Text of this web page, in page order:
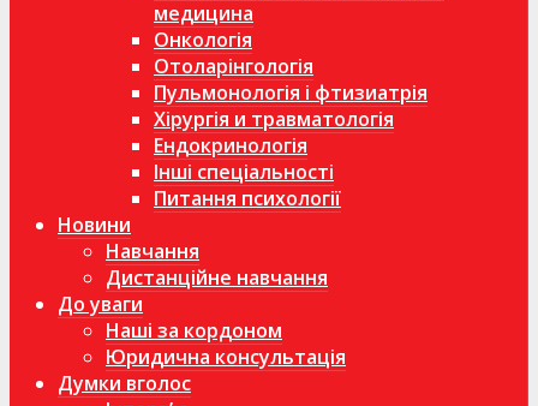
медицина
Онкологія
Отоларінгологія
Пульмонологія і фтизиатрія
Хірургія и травматологія
Ендокринологія
Інші спеціальності
Питання психології
Новини
Навчання
Дистанційне навчання
До уваги
Наші за кордоном
Юридична консультація
Думки вголос